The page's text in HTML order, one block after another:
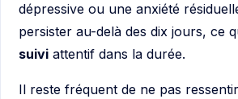
dépressive ou une anxiété
persister au-delà des dix jours, ce
suivi attentif dans la durée.
Il reste fréquent de ne pas